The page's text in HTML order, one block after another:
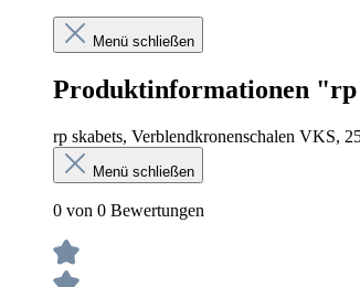
Menü schließen
Produktinformationen "rp
rp skabets, Verblendkronenschalen VKS,
Menü schließen
0 von 0 Bewertungen